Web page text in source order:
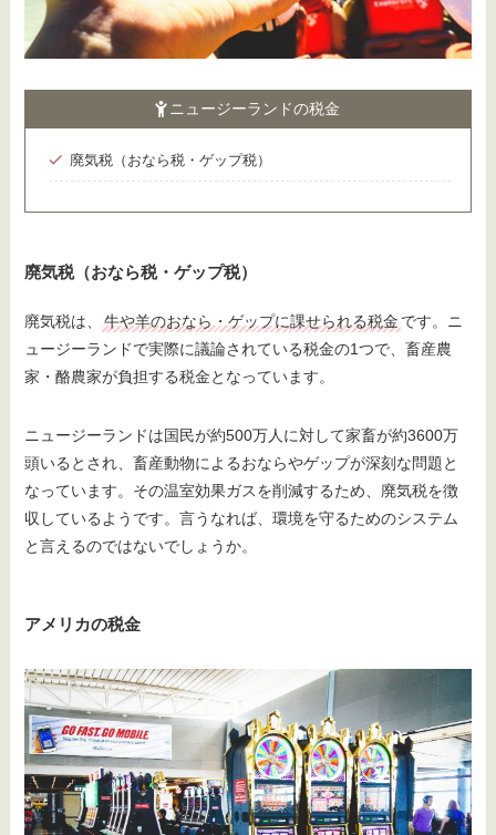
ニュージーランドの税金
廃気税（おなら税・ゲップ税）
廃気税（おなら税・ゲップ税）
廃気税は、牛や羊のおなら・ゲップに課せられる税金 です。ニ
ュージーランドで実際に議論されている税金の1つで、畜産農
家・酪農家が負担する税金となっています。
ニュージーランドは国民が約500万人に対して家畜が約3600万
頭いるとされ、畜産動物によるおならやゲップが深刻な問題と
なっています。その温室効果ガスを削減するため、廃気税を徴
収しているようです。言うなれば、環境を守るためのシステム
と言えるのではないでしょうか。
アメリカの税金